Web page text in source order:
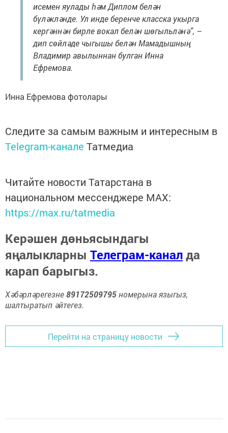
исемен яулады һәм Диплом белән
бүләкләнде. Ул инде беренче класска укырга
кергәннән бирле вокал белән шөгыльләнә”, –
дип сөйләде чыгышы белән Мамадышның
Владимир авылыннан булган Инна
Ефремова.
Инна Ефремова фотолары
Следите за самым важным и интересным в
Telegram-канале Татмедиа
Читайте новости Татарстана в
национальном мессенджере MАХ:
https://max.ru/tatmedia
Керәшен дөньясындагы
яңалыкларны Телеграм-каналда
карап барыгыз.
Хәбәрләрегезне89172509795номерына языгыз,
шалтыратып әйтегез.
Перейти на страницу новости